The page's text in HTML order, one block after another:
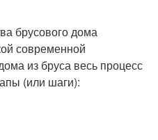
брусового дома
современной
из бруса весь процесс
(или шаги):